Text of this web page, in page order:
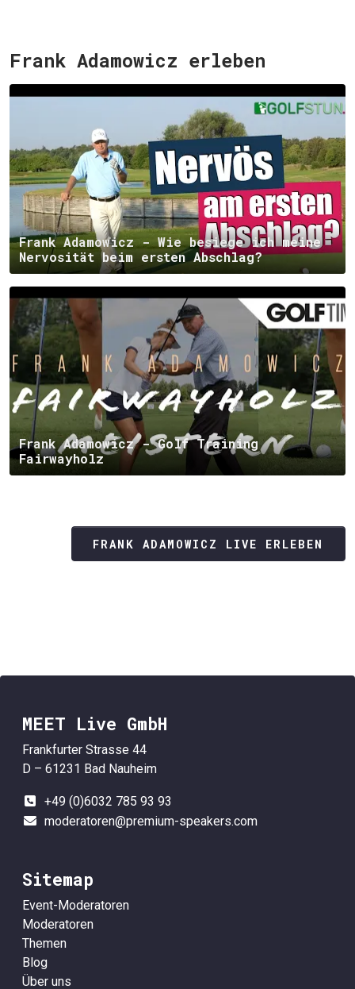
Frank Adamowicz erleben
Frank Adamowicz - Wie besiege ich meine
Nervosität beim ersten Abschlag?
Frank Adamowicz - Golf Training
Fairwayholz
FRANK ADAMOWICZ LIVE ERLEBEN
MEET Live GmbH
Frankfurter Strasse 44
D – 61231 Bad Nauheim
+49 (0)6032 785 93 93
moderatoren@premium-speakers.com
Sitemap
Event-Moderatoren
Moderatoren
Themen
Blog
Über uns